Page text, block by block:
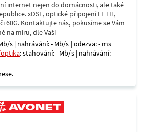
internet nejen do domácnosti, ale také
xDSL, optické připojení FFTH,
60G. Kontaktujte nás, pokusíme se Vám
na míru, dle Vaši
s | nahrávání: - Mb/s | odezva: - ms
: stahování: - Mb/s | nahrávání: -